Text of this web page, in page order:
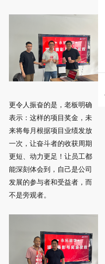
更令人振奋的是，老板明确
表示：这样的项目奖金，未
来将每月根据项目业绩发放
一次，让奋斗者的收获周期
更短、动力更足！让员工都
能深刻体会到，自己是公司
发展的参与者和受益者，而
不是旁观者。
共性。”所以鼎高家
一